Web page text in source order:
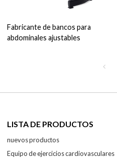
Fabricante de bancos para
abdominales ajustables
LISTA DE PRODUCTOS
nuevos productos
Equipo de ejercicios cardiovasculares